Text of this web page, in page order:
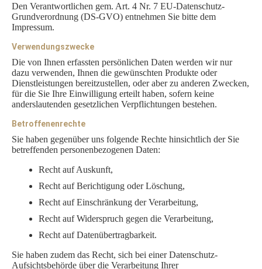
Den Verantwortlichen gem. Art. 4 Nr. 7 EU-Datenschutz-
Grundverordnung (DS-GVO) entnehmen Sie bitte dem
Impressum.
Verwendungszwecke
Die von Ihnen erfassten persönlichen Daten werden wir nur
dazu verwenden, Ihnen die gewünschten Produkte oder
Dienstleistungen bereitzustellen, oder aber zu anderen Zwecken,
für die Sie Ihre Einwilligung erteilt haben, sofern keine
anderslautenden gesetzlichen Verpflichtungen bestehen.
Betroffenenrechte
Sie haben gegenüber uns folgende Rechte hinsichtlich der Sie
betreffenden personenbezogenen Daten:
Recht auf Auskunft,
Recht auf Berichtigung oder Löschung,
Recht auf Einschränkung der Verarbeitung,
Recht auf Widerspruch gegen die Verarbeitung,
Recht auf Datenübertragbarkeit.
Sie haben zudem das Recht, sich bei einer Datenschutz-
Aufsichtsbehörde über die Verarbeitung Ihrer